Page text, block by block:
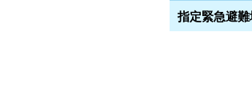
指定緊急避